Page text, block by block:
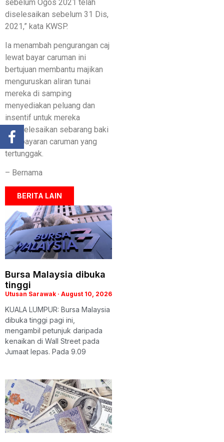
sebelum Ogos 2021 telah
diselesaikan sebelum 31 Dis,
2021,” kata KWSP.
Ia menambah pengurangan caj
lewat bayar caruman ini
bertujuan membantu majikan
menguruskan aliran tunai
mereka di samping
menyediakan peluang dan
insentif untuk mereka
menyelesaikan sebarang baki
pembayaran caruman yang
tertunggak.
– Bernama
BERITA LAIN
Bursa Malaysia dibuka
tinggi
Utusan Sarawak August 10, 2026
KUALA LUMPUR: Bursa Malaysia
dibuka tinggi pagi ini,
mengambil petunjuk daripada
kenaikan di Wall Street pada
Jumaat lepas. Pada 9.09